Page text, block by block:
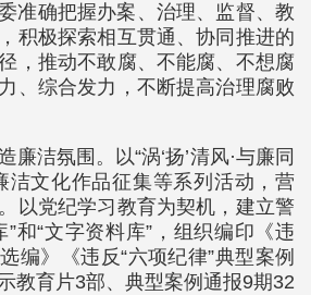
准确把握办案、治理、监督、教
积极探索相互贯通、协同推进的
，推动不敢腐、不能腐、不想腐
、综合发力，不断提高治理腐败
廉洁氛围。以“涡‘扬’清风·与廉同
洁文化作品征集等系列活动，营
以党纪学习教育为契机，建立警
和“文字资料库”，组织编印《违
编》《违反“六项纪律”典型案例
教育片3部、典型案例通报9期32